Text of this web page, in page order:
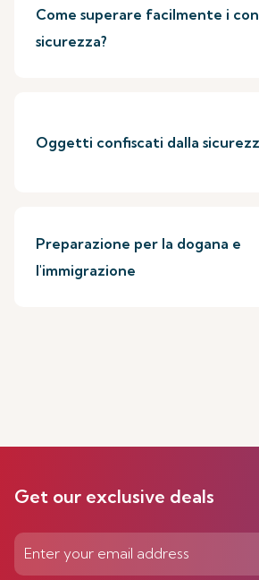
Come superare facilmente i
sicurezza?
Oggetti confiscati dalla
Preparazione per la dogana e
l'immigrazione
Get our exclusive deals